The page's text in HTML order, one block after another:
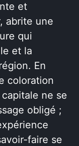
et
abrite une
qui
et la
En
coloration
ne se
obligé ;
faire se